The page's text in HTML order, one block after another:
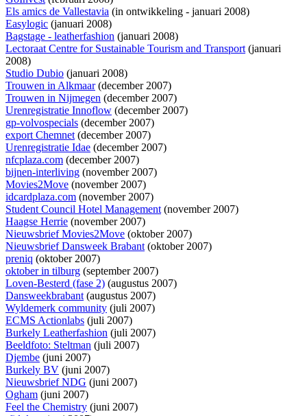
Els amics de Vallestavia (in ontwikkeling - januari 2008)
Easylogic (januari 2008)
Bagstage - leatherfashion (januari 2008)
Lectoraat Centre for Sustainable Tourism and Transport(januari
2008)
Studio Dubio (januari 2008)
Trouwen in Alkmaar(december 2007)
Trouwen in Nijmegen (december 2007)
Urenregistratie Innoflow (december 2007)
gp-volvospecials (december 2007)
export Chemnet(december 2007)
Urenregistratie Idae (december 2007)
nfcplaza.com (december 2007)
bijnen-interliving (november 2007)
Movies2Move (november 2007)
idcardplaza.com (november 2007)
Student Council Hotel Management(november 2007)
Haagse Herrie (november 2007)
Nieuwsbrief Movies2Move (oktober 2007)
Nieuwsbrief Dansweek Brabant(oktober 2007)
preniq (oktober 2007)
oktober in tilburg (september 2007)
Loven-Besterd (fase 2) (augustus 2007)
Dansweekbrabant(augustus 2007)
Wyldemerk community (juli 2007)
ECMS Actionlabs (juli 2007)
Burkely Leatherfashion (juli 2007)
Beeldfoto: Steltman (juli 2007)
Djembe (juni 2007)
Burkely BV (juni 2007)
Nieuwsbrief NDG (juni 2007)
Ogham (juni 2007)
Feel the Chemistry (juni 2007)